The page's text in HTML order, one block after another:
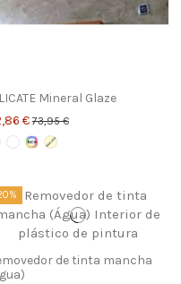
Mineral Glaze
€73,95 €
de tinta mancha